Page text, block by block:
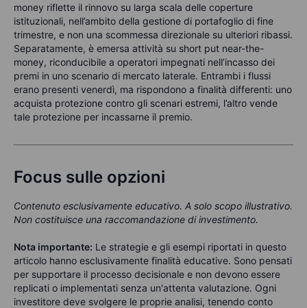
money riflette il rinnovo su larga scala delle coperture
istituzionali, nell’ambito della gestione di portafoglio di fine
trimestre, e non una scommessa direzionale su ulteriori ribassi.
Separatamente, è emersa attività su short put near-the-
money, riconducibile a operatori impegnati nell’incasso dei
premi in uno scenario di mercato laterale. Entrambi i flussi
erano presenti venerdì, ma rispondono a finalità differenti: uno
acquista protezione contro gli scenari estremi, l’altro vende
tale protezione per incassarne il premio.
Focus sulle opzioni
Contenuto esclusivamente educativo. A solo scopo illustrativo.
Non costituisce una raccomandazione di investimento.
Nota importante: Le strategie e gli esempi riportati in questo
articolo hanno esclusivamente finalità educative. Sono pensati
per supportare il processo decisionale e non devono essere
replicati o implementati senza un'attenta valutazione. Ogni
investitore deve svolgere le proprie analisi, tenendo conto